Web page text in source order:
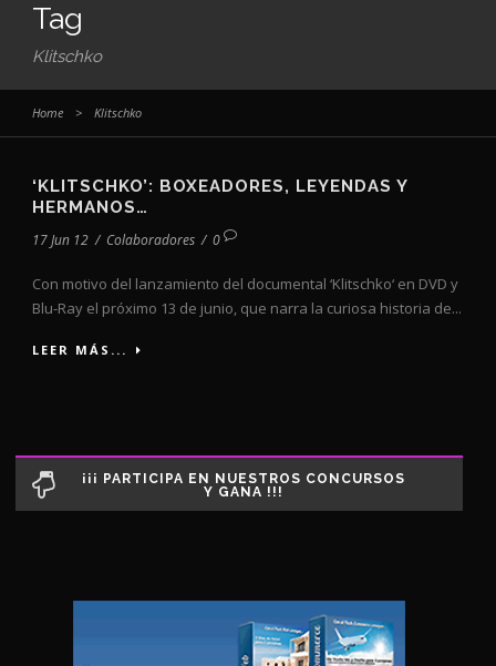
Tag
Klitschko
Home > Klitschko
‘KLITSCHKO’: BOXEADORES, LEYENDAS Y
HERMANOS…
17 Jun 12 / Colaboradores / 0
Con motivo del lanzamiento del documental ‘Klitschko‘ en DVD y
Blu-Ray el próximo 13 de junio, que narra la curiosa historia de...
LEER MÁS...
¡¡¡ PARTICIPA EN NUESTROS CONCURSOS
Y GANA !!!